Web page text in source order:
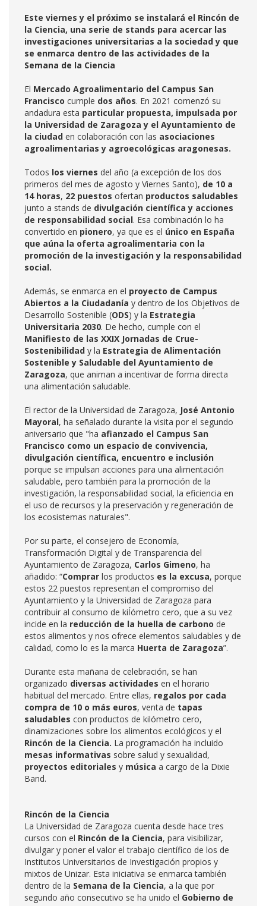
Este viernes y el próximo se instalará el Rincón de
la Ciencia, una serie de stands para acercar las
investigaciones universitarias a la sociedad y que
se enmarca dentro de las actividades de la
Semana de la Ciencia
El Mercado Agroalimentario del Campus San
Francisco cumple dos años. En 2021 comenzó su
andadura esta particular propuesta, impulsada por
la Universidad de Zaragoza y el Ayuntamiento de
la ciudad en colaboración con las asociaciones
agroalimentarias y agroecológicas aragonesas.
Todos los viernes del año (a excepción de los dos
primeros del mes de agosto y Viernes Santo), de 10 a
14 horas, 22 puestos ofertan productos saludables
junto a stands de divulgación científica y acciones
de responsabilidad social. Esa combinación lo ha
convertido en pionero, ya que es el único en España
que aúna la oferta agroalimentaria con la
promoción de la investigación y la responsabilidad
social.
Además, se enmarca en el proyecto de Campus
Abiertos a la Ciudadanía y dentro de los Objetivos de
Desarrollo Sostenible (ODS) y la Estrategia
Universitaria 2030. De hecho, cumple con el
Manifiesto de las XXIX Jornadas de Crue-
Sostenibilidad y la Estrategia de Alimentación
Sostenible y Saludable del Ayuntamiento de
Zaragoza, que animan a incentivar de forma directa
una alimentación saludable.
El rector de la Universidad de Zaragoza, José Antonio
Mayoral, ha señalado durante la visita por el segundo
aniversario que "ha afianzado el Campus San
Francisco como un espacio de convivencia,
divulgación científica, encuentro e inclusión
porque se impulsan acciones para una alimentación
saludable, pero también para la promoción de la
investigación, la responsabilidad social, la eficiencia en
el uso de recursos y la preservación y regeneración de
los ecosistemas naturales".
Por su parte, el consejero de Economía,
Transformación Digital y de Transparencia del
Ayuntamiento de Zaragoza, Carlos Gimeno, ha
añadido: “Comprar los productos es la excusa, porque
estos 22 puestos representan el compromiso del
Ayuntamiento y la Universidad de Zaragoza para
contribuir al consumo de kiĺómetro cero, que a su vez
incide en la reducción de la huella de carbono de
estos alimentos y nos ofrece elementos saludables y de
calidad, como lo es la marca Huerta de Zaragoza”.
Durante esta mañana de celebración, se han
organizado diversas actividades en el horario
habitual del mercado. Entre ellas, regalos por cada
compra de 10 o más euros, venta de tapas
saludables con productos de kilómetro cero,
dinamizaciones sobre los alimentos ecológicos y el
Rincón de la Ciencia. La programación ha incluido
mesas informativas sobre salud y sexualidad,
proyectos editoriales y música a cargo de la Dixie
Band.
Rincón de la Ciencia
La Universidad de Zaragoza cuenta desde hace tres
cursos con el Rincón de la Ciencia, para visibilizar,
divulgar y poner el valor el trabajo científico de los de
Institutos Universitarios de Investigación propios y
mixtos de Unizar. Esta iniciativa se enmarca también
dentro de la Semana de la Ciencia, a la que por
segundo año consecutivo se ha unido el Gobierno de